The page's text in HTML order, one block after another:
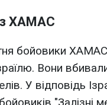
з ХАМАС
бойовики
Вони
У відповідь